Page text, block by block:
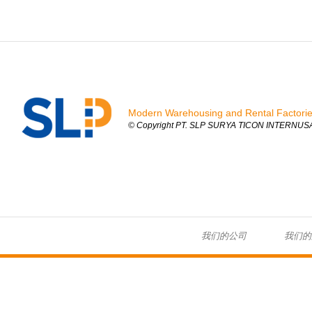
Modern Warehousing and Rental
© Copyright PT. SLP SURYA TICON
我们的公司 我们